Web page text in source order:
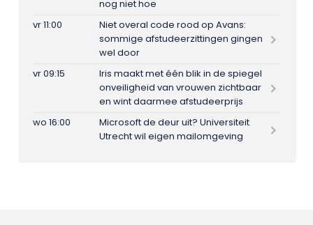
nog niet hoe
vr 11:00
Niet overal code rood op Avans:
sommige afstudeerzittingen gingen
wel door
vr 09:15
Iris maakt met één blik in de spiegel
onveiligheid van vrouwen zichtbaar
en wint daarmee afstudeerprijs
wo 16:00
Microsoft de deur uit? Universiteit
Utrecht wil eigen mailomgeving